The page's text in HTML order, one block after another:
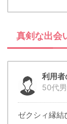
真剣な出会
利用者
50代
ゼクシィ縁